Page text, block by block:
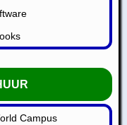
Campus